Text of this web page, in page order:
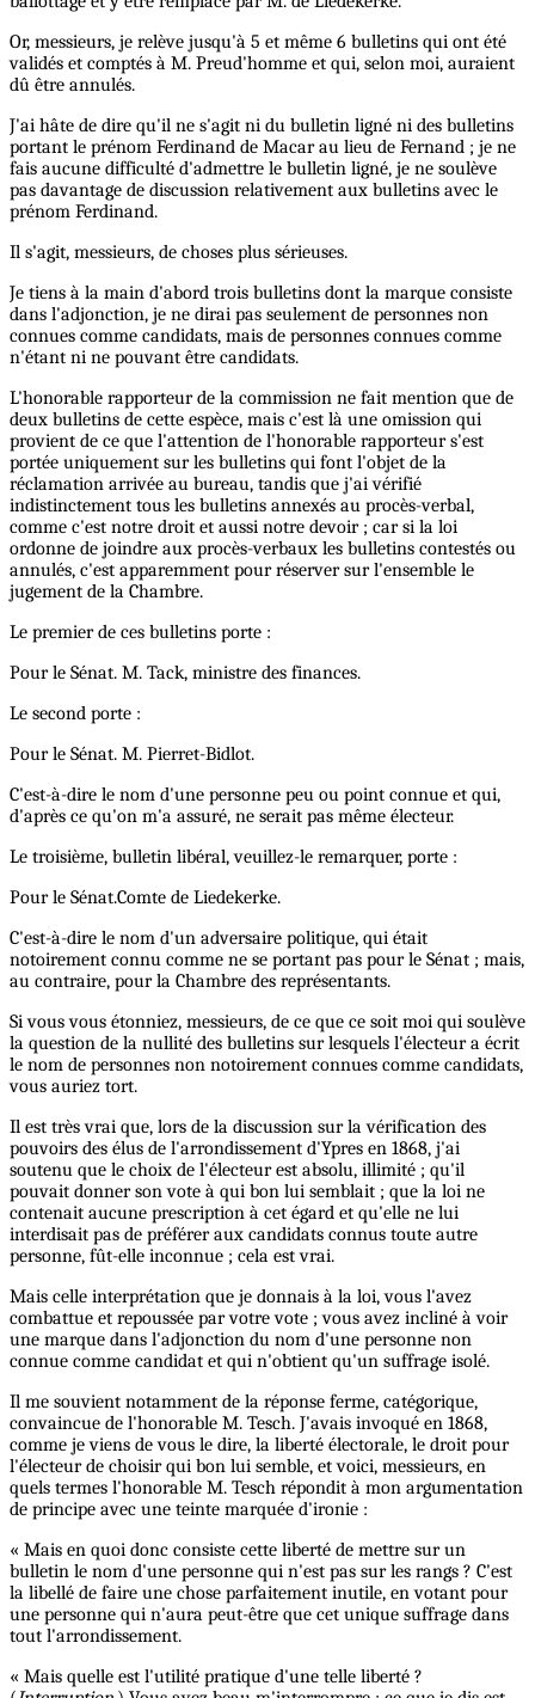
Or, messieurs, je relève jusqu'à 5 et même 6 bulletins qui ont été
validés et comptés à M. Preud'homme et qui, selon moi, auraient
dû être annulés.
J'ai hâte de dire qu'il ne s'agit ni du bulletin ligné ni des bulletins
portant le prénom Ferdinand de Macar au lieu de Fernand ; je ne
fais aucune difficulté d'admettre le bulletin ligné, je ne soulève
pas davantage de discussion relativement aux bulletins avec le
prénom Ferdinand.
Il s'agit, messieurs, de choses plus sérieuses.
Je tiens à la main d'abord trois bulletins dont la marque consiste
dans l'adjonction, je ne dirai pas seulement de personnes non
connues comme candidats, mais de personnes connues comme
n'étant ni ne pouvant être candidats.
L'honorable rapporteur de la commission ne fait mention que de
deux bulletins de cette espèce, mais c'est là une omission qui
provient de ce que l'attention de l'honorable rapporteur s'est
portée uniquement sur les bulletins qui font l'objet de la
réclamation arrivée au bureau, tandis que j'ai vérifié
indistinctement tous les bulletins annexés au procès-verbal,
comme c'est notre droit et aussi notre devoir ; car si la loi
ordonne de joindre aux procès-verbaux les bulletins contestés ou
annulés, c'est apparemment pour réserver sur l'ensemble le
jugement de la Chambre.
Le premier de ces bulletins porte :
Pour le Sénat. M. Tack, ministre des finances.
Le second porte :
Pour le Sénat. M. Pierret-Bidlot.
C'est-à-dire le nom d'une personne peu ou point connue et qui,
d'après ce qu'on m'a assuré, ne serait pas même électeur.
Le troisième, bulletin libéral, veuillez-le remarquer, porte :
Pour le Sénat.Comte de Liedekerke.
C'est-à-dire le nom d'un adversaire politique, qui était
notoirement connu comme ne se portant pas pour le Sénat ; mais,
au contraire, pour la Chambre des représentants.
Si vous vous étonniez, messieurs, de ce que ce soit moi qui soulève
la question de la nullité des bulletins sur lesquels l'électeur a écrit
le nom de personnes non notoirement connues comme candidats,
vous auriez tort.
Il est très vrai que, lors de la discussion sur la vérification des
pouvoirs des élus de l'arrondissement d'Ypres en 1868, j'ai
soutenu que le choix de l'électeur est absolu, illimité ; qu'il
pouvait donner son vote à qui bon lui semblait ; que la loi ne
contenait aucune prescription à cet égard et qu'elle ne lui
interdisait pas de préférer aux candidats connus toute autre
personne, fût-elle inconnue ; cela est vrai.
Mais celle interprétation que je donnais à la loi, vous l'avez
combattue et repoussée par votre vote ; vous avez incliné à voir
une marque dans l'adjonction du nom d'une personne non
connue comme candidat et qui n'obtient qu'un suffrage isolé.
Il me souvient notamment de la réponse ferme, catégorique,
convaincue de l'honorable M. Tesch. J'avais invoqué en 1868,
comme je viens de vous le dire, la liberté électorale, le droit pour
l'électeur de choisir qui bon lui semble, et voici, messieurs, en
quels termes l'honorable M. Tesch répondit à mon argumentation
de principe avec une teinte marquée d'ironie :
« Mais en quoi donc consiste cette liberté de mettre sur un
bulletin le nom d'une personne qui n'est pas sur les rangs ? C'est
la libellé de faire une chose parfaitement inutile, en votant pour
une personne qui n'aura peut-être que cet unique suffrage dans
tout l'arrondissement.
« Mais quelle est l'utilité pratique d'une telle liberté ?